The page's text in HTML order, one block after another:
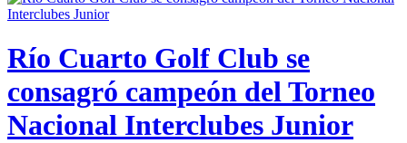
Río Cuarto Golf Club se
consagró campeón del Torneo
Nacional Interclubes Junior